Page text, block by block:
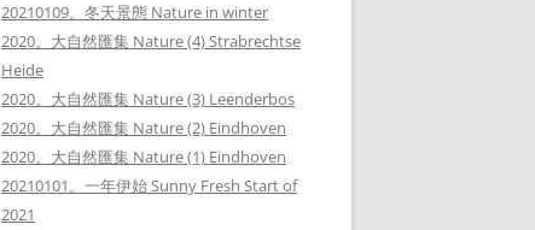
20210109。冬天景態 Nature in winter
2020。大自然匯集 Nature (4) Strabrechtse
Heide
2020。大自然匯集 Nature (3) Leenderbos
2020。大自然匯集 Nature (2) Eindhoven
2020。大自然匯集 Nature (1) Eindhoven
20210101。一年伊始 Sunny Fresh Start of
2021